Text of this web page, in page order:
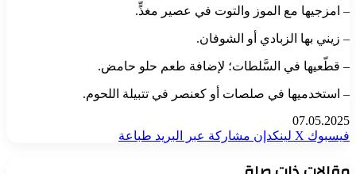
– امزجيها مع الموز والتوت في عصير مغذٍّ.
– زيني بها الزبادي أو الشوفان.
– قطّعيها في السَّلطات؛ لإضافة طعم حلو حامض.
– استخدميها في صلصات أو كعنصر في تتبيلة اللحوم.
07.05.2025
فيسبوك ‫X لينكدإن مشاركة عبر البريد طباعة